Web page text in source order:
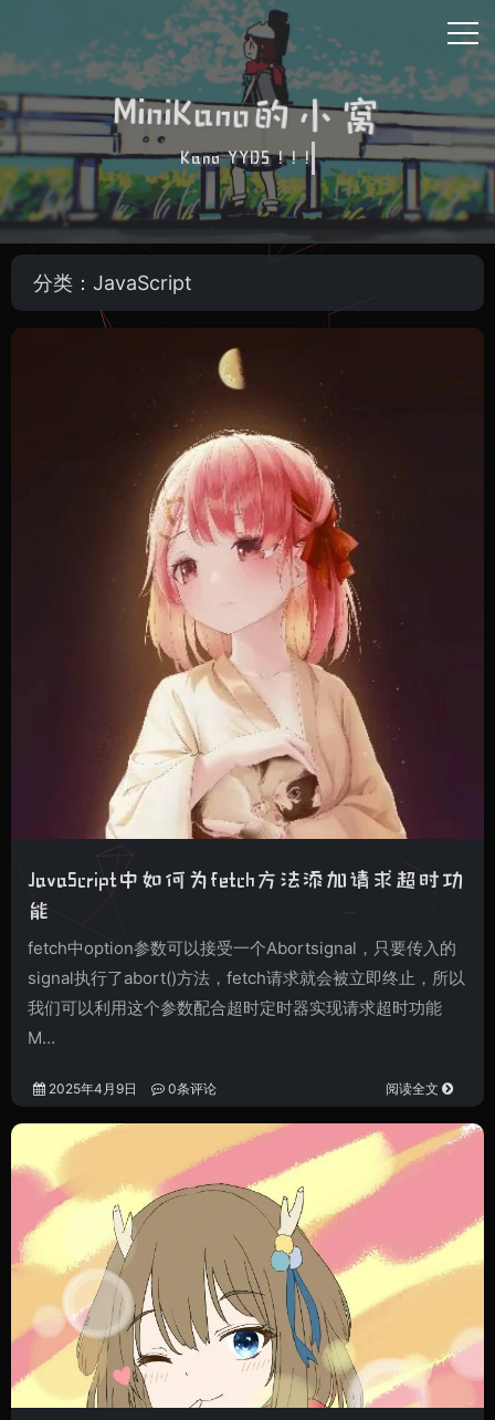
MiniKano的小窝
Kano YYDS ! ! !
分类：JavaScript
JavaScript中如何为fetch方法添加请求超时功
能
fetch中option参数可以接受一个Abortsignal，只要传入的
signal执行了abort()方法，fetch请求就会被立即终止，所以
我们可以利用这个参数配合超时定时器实现请求超时功能
M…
2025年4月9日 0条评论 阅读全文